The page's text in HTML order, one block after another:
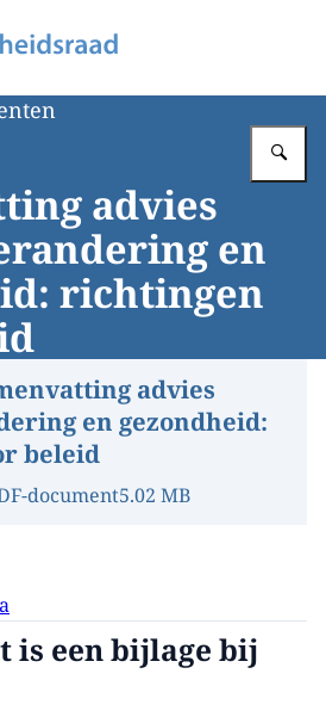
Gezondheidsraad
advies
en
richtingen
advies
en gezondheid:
beleid
document5.02 MB
is een bijlage bij